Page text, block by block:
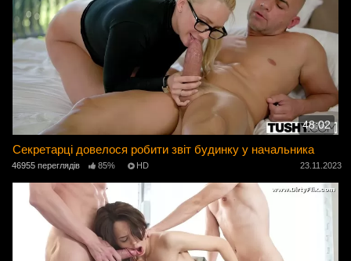
48:02
Секретарці довелося робити звіт будинку у начальника
46955 переглядів 85% HD 23.11.2023